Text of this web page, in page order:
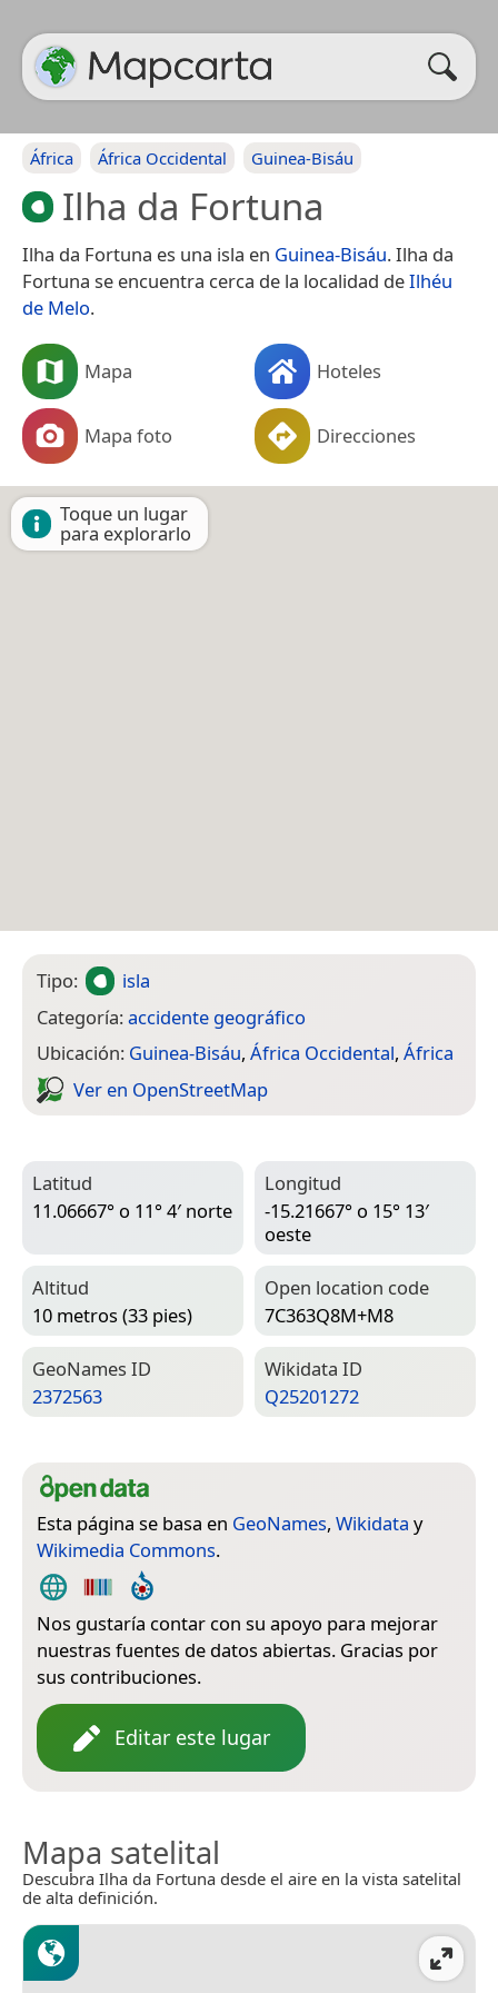
África África Occidental Guinea-Bisáu
Ilha da Fortuna
Ilha da Fortuna es una isla en Guinea-Bisáu. Ilha da
Fortuna se encuentra cerca de la localidad deIlhéu
de Melo.
Mapa Hoteles
Mapa foto Direcciones
Toque un lugar
para explorarlo
Tipo:
isla
Categoría:accidente geográfico
Ubicación: Guinea-Bisáu, África Occidental, África
Ver en Open­Street­Map
Latitud
11.06667° o 11° 4′ norte
Longitud
-15.21667° o 15° 13′
oeste
Altitud
10 metros (33 pies)
Open location code
7C363Q8M+M8
Geo­Names ID
2372563
Wiki­data ID
Q25201272
Esta página se basa en GeoNames, Wikidata y
Wikimedia Commons.
Nos gustaría contar con su apoyo para mejorar
nuestras fuentes de datos abiertas. Gracias por
sus contribuciones.
Editar este lugar
Mapa satelital
Descubra Ilha da Fortuna desde el aire en la vista satelital
de alta definición.